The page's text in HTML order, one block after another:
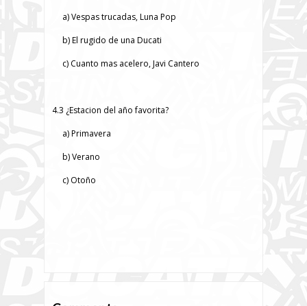
a) Vespas trucadas, Luna Pop
b) El rugido de una Ducati
c) Cuanto mas acelero, Javi Cantero
4.3 ¿Estacion del año favorita?
a) Primavera
b) Verano
c) Otoño